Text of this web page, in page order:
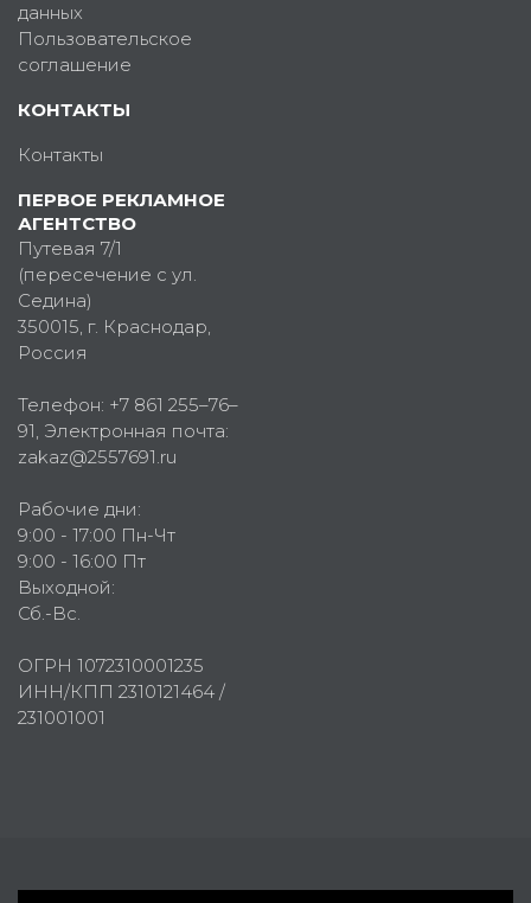
данных
Пользовательское
соглашение
КОНТАКТЫ
Контакты
ПЕРВОЕ РЕКЛАМНОЕ
АГЕНТСТВО
Путевая 7/1
(пересечение с ул.
Седина)
350015, г. Краснодар,
Россия
Телефон: +7 861 255–76–
91, Электронная почта:
zakaz@2557691.ru
Рабочие дни:
9:00 - 17:00 Пн-Чт
9:00 - 16:00 Пт
Выходной:
Сб.-Вс.
ОГРН 1072310001235
ИНН/КПП 2310121464 /
231001001